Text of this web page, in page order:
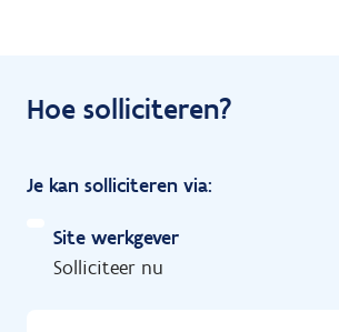
Hoe solliciteren?
Je kan solliciteren via:
Site werkgever
Solliciteer nu